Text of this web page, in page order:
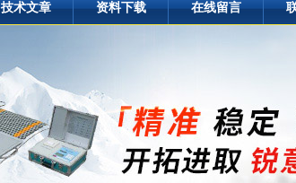
技术文章 资料下载 在线留言